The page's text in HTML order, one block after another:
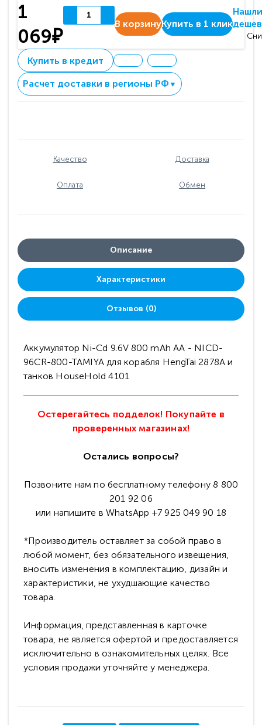
1
069₽
В корзинуКупить в 1 клик
Нашли
Купить в кредит
Расчет доставки в регионы РФ ▼
Качество Доставка
Оплата Обмен
Описание
Характеристики
Отзывов (0)
Аккумулятор Ni-Cd 9.6V 800 mAh AA - NICD-
96CR-800-TAMIYA для корабля HengTai 2878A и
танков HouseHold 4101
Остерегайтесь подделок! Покупайте в
проверенных магазинах!
Остались вопросы?
Позвоните нам по бесплатному телефону 8 800
201 92 06
или напишите в WhatsApp +7 925 049 90 18
*Производитель оставляет за собой право в
любой момент, без обязательного извещения,
вносить изменения в комплектацию, дизайн и
характеристики, не ухудшающие качество
товара.
Информация, представленная в карточке
товара, не является офертой и предоставляется
исключительно в ознакомительных целях. Все
условия продажи уточняйте у менеджера.